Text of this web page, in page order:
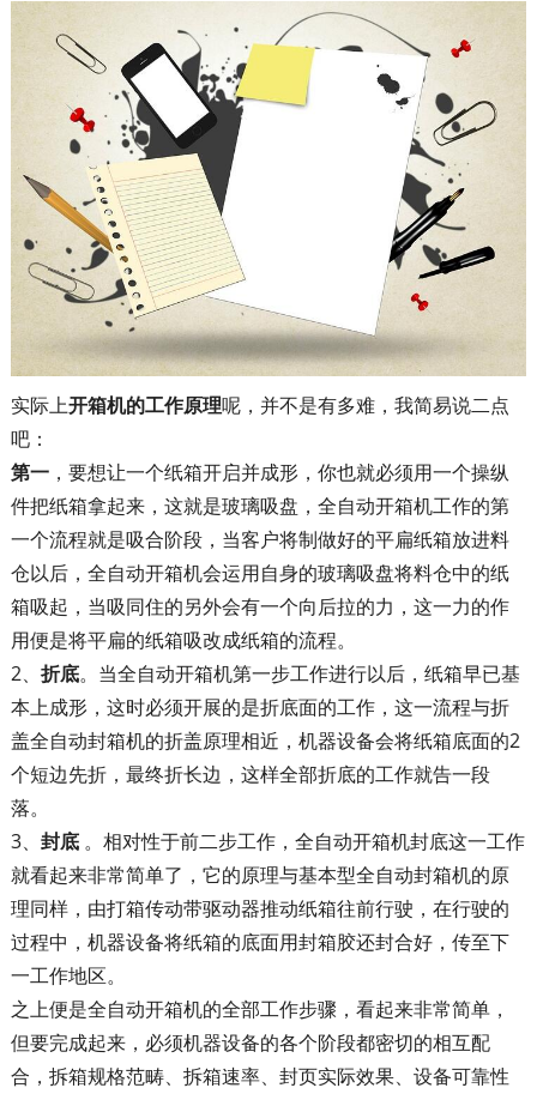
实际上开箱机的工作原理呢，并不是有多难，我简易说二点
吧：
第一，要想让一个纸箱开启并成形，你也就必须用一个操纵
件把纸箱拿起来，这就是玻璃吸盘，全自动开箱机工作的第
一个流程就是吸合阶段，当客户将制做好的平扁纸箱放进料
仓以后，全自动开箱机会运用自身的玻璃吸盘将料仓中的纸
箱吸起，当吸同住的另外会有一个向后拉的力，这一力的作
用便是将平扁的纸箱吸改成纸箱的流程。
2、 折底。当全自动开箱机第一步工作进行以后，纸箱早已基
本上成形，这时必须开展的是折底面的工作，这一流程与折
盖全自动封箱机的折盖原理相近，机器设备会将纸箱底面的2
个短边先折，最终折长边，这样全部折底的工作就告一段
落。
3、 封底。相对性于前二步工作，全自动开箱机封底这一工作
就看起来非常简单了，它的原理与基本型全自动封箱机的原
理同样，由打箱传动带驱动器推动纸箱往前行驶，在行驶的
过程中，机器设备将纸箱的底面用封箱胶还封合好，传至下
一工作地区。
之上便是全自动开箱机的全部工作步骤，看起来非常简单，
但要完成起来，必须机器设备的各个阶段都密切的相互配
合，拆箱规格范畴、拆箱速率、封页实际效果、设备可靠性